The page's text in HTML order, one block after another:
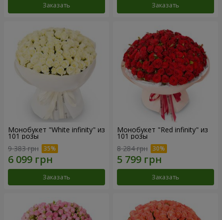
Заказать Заказать
Монобукет "White infinity" из
101 розы
9 383 грн
Заказать
Монобукет "Red infinity" из
101 розы
8 284 грн
Заказать